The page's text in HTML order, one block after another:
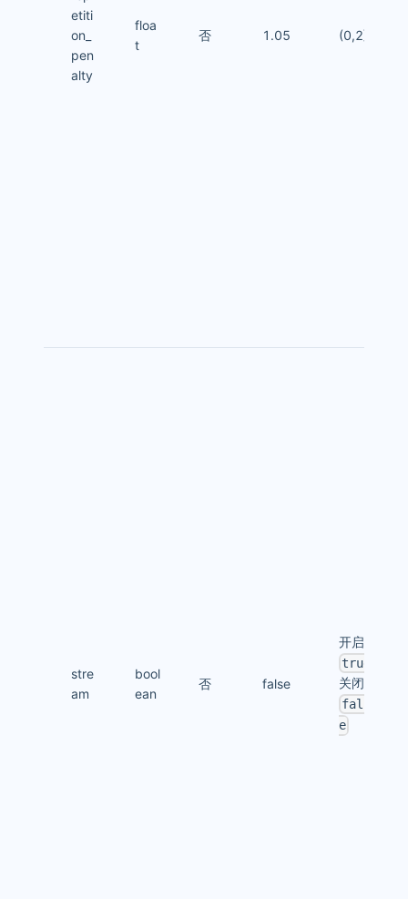
etiti
on_
pen
alty
floa
t
否 1.05 (0,2]
stre
am
bool
ean
否 false
开启：
true
关闭：
fals
e